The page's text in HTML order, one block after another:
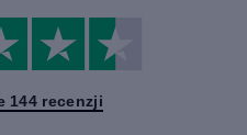
144 recenzji